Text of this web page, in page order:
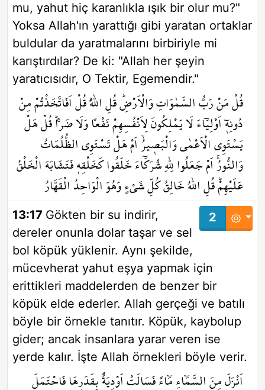
mu, yahut hiç karanlıkla ışık bir olur mu?"
Yoksa Allah'ın yarattığı gibi yaratan ortaklar
buldular da yaratmalarını birbiriyle mi
karıştırdılar? De ki: "Allah her şeyin
yaratıcısıdır, O Tektir, Egemendir."
قُلْ مَنْ رَبُّ السَّمٰوَاتِ وَالْاَرْضِۜ قُلِ اللّٰهُۜ قُلْ اَفَاتَّخَذْتُمْ مِنْ
دُونِه۪ٓ اَوْلِيَٓاءَ لَا يَمْلِكُونَ لِاَنْفُسِهِمْ نَفْعاً وَلَا ضَراًّۜ قُلْ هَلْ
يَسْتَوِي الْاَعْمٰى وَالْبَص۪يرُۙ اَمْ هَلْ تَسْتَوِي الظُّلُمَاتُ
وَالنُّورُۚ اَمْ جَعَلُوا لِلّٰهِ شُرَكَٓاءَ خَلَقُوا كَخَلْقِه۪ فَتَشَابَهَ الْخَلْقُ
عَلَيْهِمْۜ قُلِ اللّٰهُ خَالِقُ كُلِّ شَيْءٍ وَهُوَ الْوَاحِدُ الْقَهَّارُ
2
13:17 Gökten bir su indirir,
dereler onunla dolar taşar ve sel
bol köpük yüklenir. Aynı şekilde,
mücevherat yahut eşya yapmak için
erittikleri maddelerden de benzer bir
köpük elde ederler. Allah gerçeği ve batılı
böyle bir örnekle tanıtır. Köpük, kaybolup
gider; ancak insanlara yarar veren ise
yerde kalır. İşte Allah örnekleri böyle verir.
اَنْزَلَ مِنَ السَّمَٓاءِ مَٓاءً فَسَالَتْ اَوْدِيَةٌ بِقَدَرِهَا فَاحْتَمَلَ